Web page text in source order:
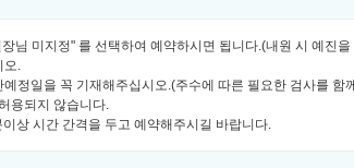
님 미지정" 를 선택하여 예약하시면 됩니다.(내원 시 예진
.
정일을 꼭 기재해주십시오.(주수에 따른 필요한 검사를 함
용되지 않습니다.
상 시간 간격을 두고 예약해주시길 바랍니다.